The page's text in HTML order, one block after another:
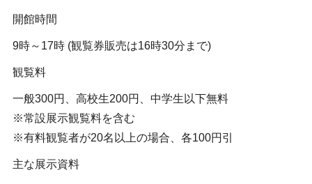
開館時間
9時～17時 (観覧券販売は16時30分まで)
観覧料
一般300円、高校生200円、中学生以下無料
※常設展示観覧料を含む
※有料観覧者が20名以上の場合、各100円引
主な展示資料